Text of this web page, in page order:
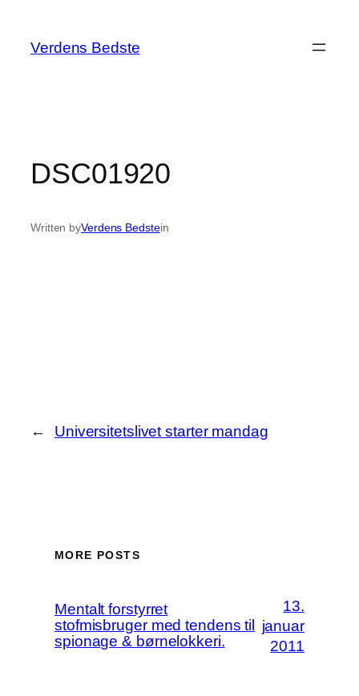
indhold
Verdens Bedste
DSC01920
Written byVerdens Bedstein
← Universitetslivet starter mandag
MORE POSTS
Mentalt forstyrret
stofmisbruger med tendens til
spionage & børnelokkeri.
13.
januar
2011